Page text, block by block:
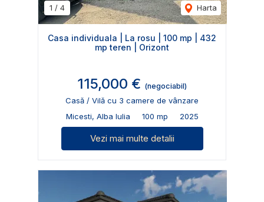
1 / 4 Harta
Casa individuala | La rosu | 100 mp | 432
mp teren | Orizont
115,000 € (negociabil)
Casă / Vilă cu 3 camere de vânzare
Micesti, Alba Iulia
100 mp 2025
Vezi mai multe detalii